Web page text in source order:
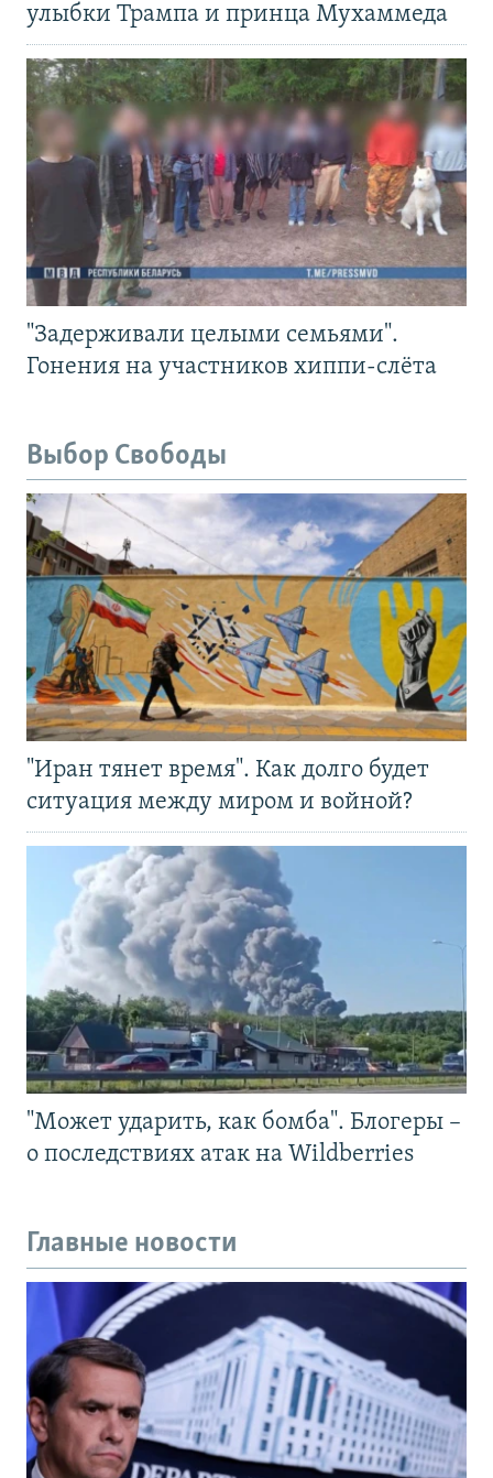
улыбки Трампа и принца Мухаммеда
"Задерживали целыми семьями".
Гонения на участников хиппи-слёта
Выбор Свободы
"Иран тянет время". Как долго будет
ситуация между миром и войной?
"Может ударить, как бомба". Блогеры –
о последствиях атак на Wildberries
Главные новости